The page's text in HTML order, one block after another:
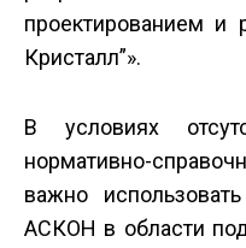
проектированием и
Кристалл”».
В условиях
нормативно-
важно
АСКОН в области